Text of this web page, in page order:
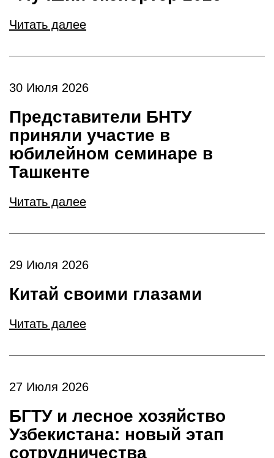
Читать далее
30 Июля 2026
Представители БНТУ
приняли участие в
юбилейном семинаре в
Ташкенте
Читать далее
29 Июля 2026
Китай своими глазами
Читать далее
27 Июля 2026
БГТУ и лесное хозяйство
Узбекистана: новый этап
сотрудничества